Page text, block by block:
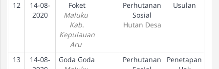
12
14-08-
2020
Foket
Maluku
Kab.
Kepulauan
Aru
Perhutanan
Sosial
Hutan Desa
Usulan
13
14-08-
Goda Goda
Perhutanan
Penetapan